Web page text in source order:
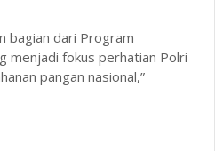
bagian dari Program
menjadi fokus perhatian Polri
pangan nasional,”